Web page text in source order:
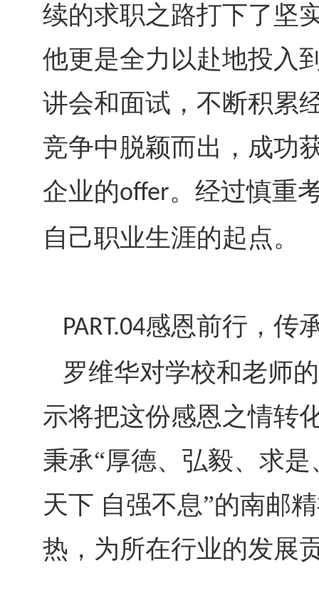
续的求职之路打下了坚
他更是全力以赴地投入
讲会和面试，不断积累
竞争中脱颖而出，成功
企业的offer。经过慎重
自己职业生涯的起点。
PART.04感恩前行，传
罗维华对学校和老师
示将把这份感恩之情转
秉承“厚德、弘毅、求
天下 自强不息”的南邮
热，为所在行业的发展